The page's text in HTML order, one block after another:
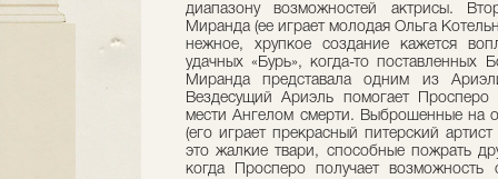
диапазону возможностей актрисы.
Миранда (ее играет молодая Ольга
нежное, хрупкое создание кажется
удачных «Бурь», когда-то
Миранда представала одним из
Вездесущий Ариэль помогает Просперо
мести Ангелом смерти. Выброшенные на
(его играет прекрасный питерский
это жалкие твари, способные пожрать
когда Просперо получает